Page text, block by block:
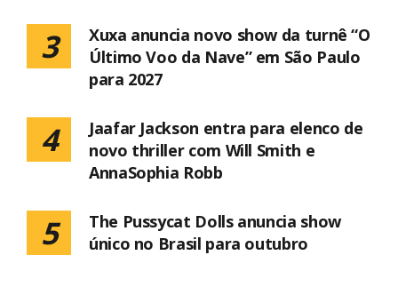
3
Xuxa anuncia novo show da turnê “O
Último Voo da Nave” em São Paulo
para 2027
4
Jaafar Jackson entra para elenco de
novo thriller com Will Smith e
AnnaSophia Robb
5
The Pussycat Dolls anuncia show
único no Brasil para outubro